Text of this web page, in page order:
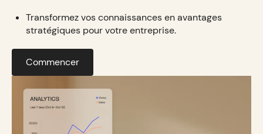
Transformez vos connaissances en avantages
stratégiques pour votre entreprise.
Commencer